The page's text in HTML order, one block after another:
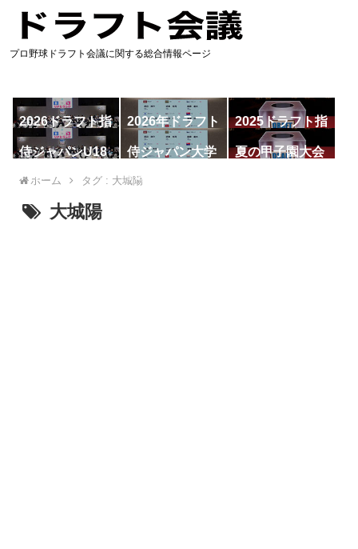
プロ野球ドラフト会議に関する総合情報ページ
2026ドラフト指
名予想
2026年ドラフト
候補
2025ドラフト指
名一覧
侍ジャパンU18
代表
侍ジャパン大学
代表
夏の甲子園大会
ホーム タグ : 大城陽
大城陽